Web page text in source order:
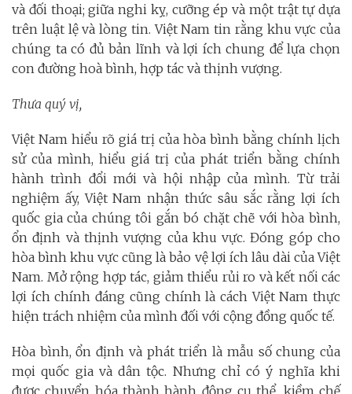
và đối thoại; giữa nghi kỵ, cưỡng ép và một trật tự dựa
trên luật lệ và lòng tin. Việt Nam tin rằng khu vực của
chúng ta có đủ bản lĩnh và lợi ích chung để lựa chọn
con đường hoà bình, hợp tác và thịnh vượng.
Thưa quý vị,
Việt Nam hiểu rõ giá trị của hòa bình bằng chính lịch
sử của mình, hiểu giá trị của phát triển bằng chính
hành trình đổi mới và hội nhập của mình. Từ trải
nghiệm ấy, Việt Nam nhận thức sâu sắc rằng lợi ích
quốc gia của chúng tôi gắn bó chặt chẽ với hòa bình,
ổn định và thịnh vượng của khu vực. Đóng góp cho
hòa bình khu vực cũng là bảo vệ lợi ích lâu dài của Việt
Nam. Mở rộng hợp tác, giảm thiểu rủi ro và kết nối các
lợi ích chính đáng cũng chính là cách Việt Nam thực
hiện trách nhiệm của mình đối với cộng đồng quốc tế.
Hòa bình, ổn định và phát triển là mẫu số chung của
mọi quốc gia và dân tộc. Nhưng chỉ có ý nghĩa khi